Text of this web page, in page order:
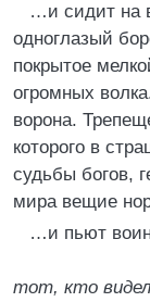
…и сидит на
одноглазый
покрытое
огромных
ворона.
которого в
судьбы богов,
мира вещие
…и пьют
тот, кто